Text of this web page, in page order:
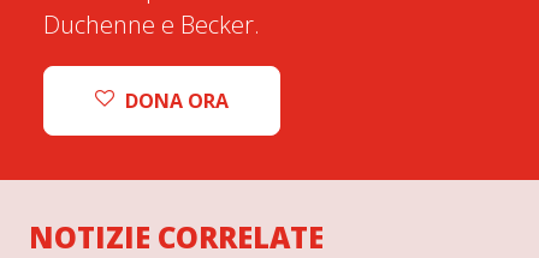
Duchenne e Becker.
DONA ORA
NOTIZIE CORRELATE